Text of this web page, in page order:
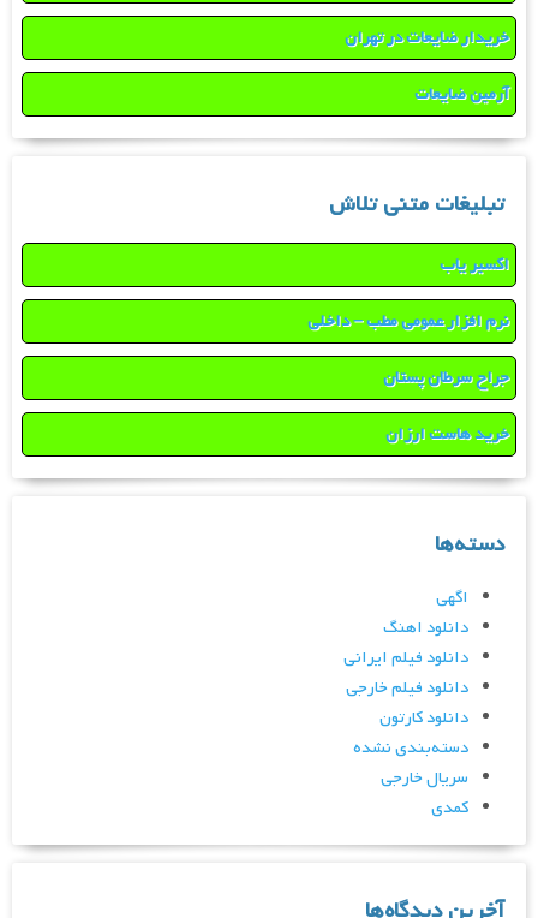
خریدار ضایعات در تهران
آرمین ضایعات
تبلیغات متنی تلاش
اکسیر یاب
نرم افزار عمومی مطب – داخلی
جراح سرطان پستان
خرید هاست ارزان
دسته‌ها
اگهی
دانلود اهنگ
دانلود فیلم ایرانی
دانلود فیلم خارجی
دانلود کارتون
دسته‌بندی نشده
سریال خارجی
کمدی
آخرین دیدگاه‌ها